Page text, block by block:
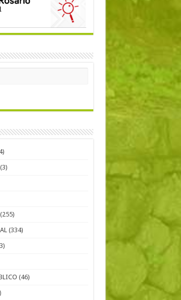
(3)
(255)
(334)
(46)